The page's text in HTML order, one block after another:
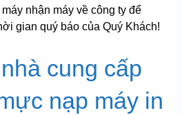
nhận máy về công ty để
gian quý báo của Quý Khách!
cung cấp
nạp máy in